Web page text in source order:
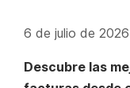
6 de julio de 2026
Descubre las